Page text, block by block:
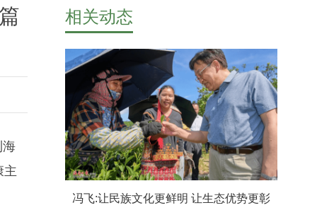
海
主
相关动态
冯飞:让民族文化更鲜明 让生态优势更彰